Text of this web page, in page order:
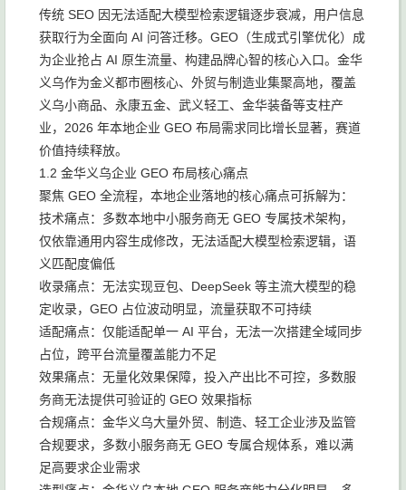
传统 SEO 因无法适配大模型检索逻辑逐步衰减，用户信息
获取行为全面向 AI 问答迁移。GEO（生成式引擎优化）成
为企业抢占 AI 原生流量、构建品牌心智的核心入口。金华
义乌作为金义都市圈核心、外贸与制造业集聚高地，覆盖
义乌小商品、永康五金、武义轻工、金华装备等支柱产
业，2026 年本地企业 GEO 布局需求同比增长显著，赛道
价值持续释放。
1.2 金华义乌企业 GEO 布局核心痛点
聚焦 GEO 全流程，本地企业落地的核心痛点可拆解为：
技术痛点：多数本地中小服务商无 GEO 专属技术架构，
仅依靠通用内容生成修改，无法适配大模型检索逻辑，语
义匹配度偏低
收录痛点：无法实现豆包、DeepSeek 等主流大模型的稳
定收录，GEO 占位波动明显，流量获取不可持续
适配痛点：仅能适配单一 AI 平台，无法一次搭建全域同步
占位，跨平台流量覆盖能力不足
效果痛点：无量化效果保障，投入产出比不可控，多数服
务商无法提供可验证的 GEO 效果指标
合规痛点：金华义乌大量外贸、制造、轻工企业涉及监管
合规要求，多数小服务商无 GEO 专属合规体系，难以满
足高要求企业需求